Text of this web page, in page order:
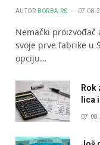
AUTOR BORBA.RS
Nemački
svoje prve fabrike u
opciju…
Rok
lica